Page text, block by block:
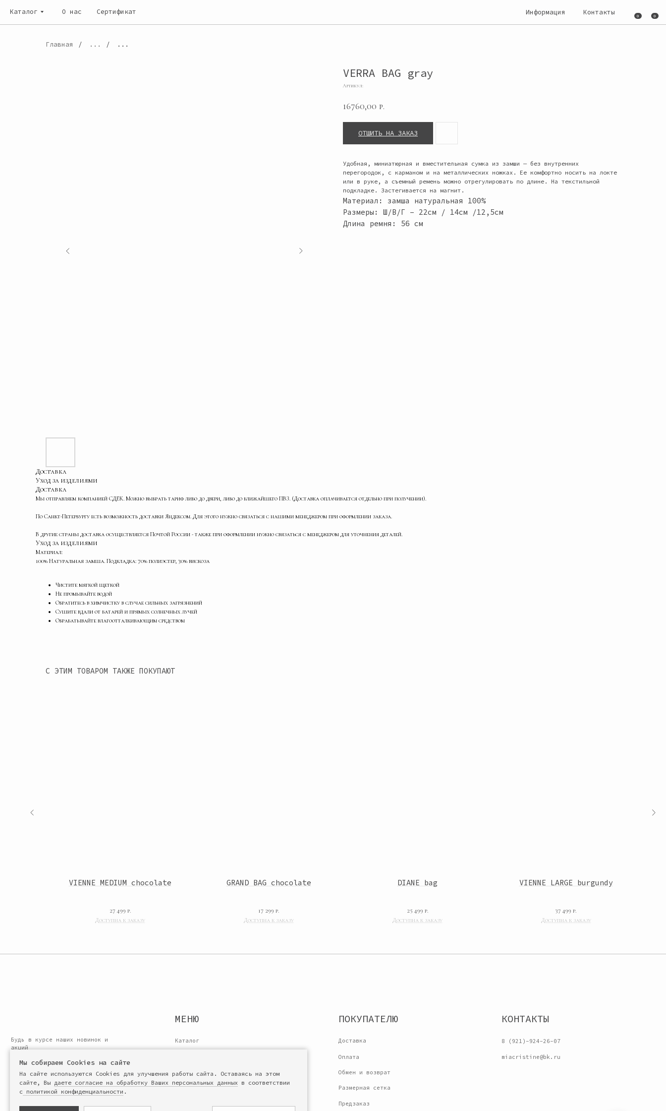
0 0
Каталог О нас Сертификат Контакты
Информация 0 0
Каталог О нас Сертификат Контакты
Информация
Главная / ... / ...
VERRA BAG gray
Артикул:
16760,00 р.
ОТШИТЬ НА ЗАКАЗ
Удобная, миниатюрная и вместительная сумка из замши — без внутренних
перегородок, с карманом и на металлических ножках. Ее комфортно носить на локте
или в руке, а съемный ремень можно отрегулировать по длине. На текстильной
подкладке. Застегивается на магнит.
Материал: замша натуральная 100%
Размеры: Ш/В/Г – 22см / 14см /12,5см
Длина ремня: 56 см
Доставка
Уход за изделиями
Доставка
Мы отправляем компанией СДЕК. Можно выбрать тариф либо до двери, либо до ближайшего ПВЗ. (Доставка оплачивается отдельно при получении).
По Санкт-Петербургу есть возможность доставки Яндексом. Для этого нужно связаться с нашими менеджером при оформлении заказа.
В другие страны доставка осуществляется Почтой России - также при оформлении нужно связаться с менеджером для уточнения деталей.
Уход за изделиями
Материал:
100% Натуральная замша. Подкладка: 70% полиэстер, 30% вискоза
Чистите мягкой щеткой
Не промывайте водой
Обратитесь в химчистку в случае сильных загрязнений
Сушите вдали от батарей и прямых солнечных лучей
Обрабатывайте влагоотталкивающим средством
С ЭТИМ ТОВАРОМ ТАКЖЕ ПОКУПАЮТ
VIENNE MEDIUM chocolate
27 499 р.
GRAND BAG chocolate
17 299 р.
DIANE bag
25 499 р.
VIENNE LARGE burgundy
37 499 р.
Политика конфиденциальности
Договор оферты
ИП Филиппова Ольга Борисовна, ИНН : 780226426288, ОГРН: 321784700109038
Мы собираем Cookies на сайте
На сайте используются Cookies для улучшения работы сайта. Оставаясь на этом
сайте, Вы даете согласие на обработку Ваших персональных данных в соответствии
с политикой конфиденциальности .